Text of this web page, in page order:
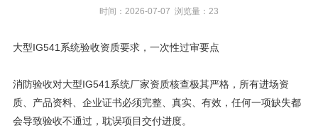
时间：2026-07-07 浏览量：23
大型IG541系统验收资质要求，一次性过审要点
消防验收对大型IG541系统厂家资质核查极其严格，所有进场资
质、产品资料、企业证书必须完整、真实、有效，任何一项缺失都
会导致验收不通过，耽误项目交付进度。